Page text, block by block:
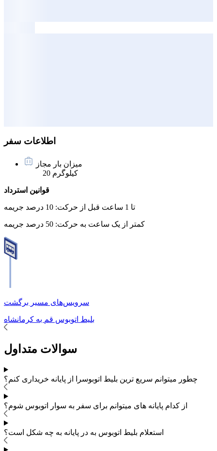
اطلاعات سفر
میزان بار مجاز
20 کیلوگرم
قوانین استرداد
تا 1 ساعت قبل از حرکت: 10 درصد جریمه
کمتر از یک ساعت به حرکت: 50 درصد جریمه
سرویس‌های مسیر برگشت
بلیط اتوبوس قم به کرمانشاه
سوالات متداول
چطور میتوانم سریع ترین بلیط اتوبوسرا از پایانه خریداری کنم؟
از کدام پایانه های میتوانم برای سفر به سوار اتوبوس شوم؟
استعلام بلیط اتوبوس به در پایانه به چه شکل است؟